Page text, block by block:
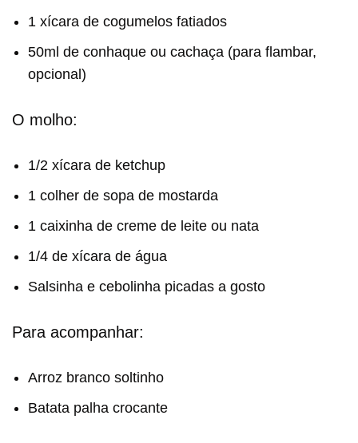
1 xícara de cogumelos fatiados
50ml de conhaque ou cachaça (para flambar,
opcional)
O molho:
1/2 xícara de ketchup
1 colher de sopa de mostarda
1 caixinha de creme de leite ou nata
1/4 de xícara de água
Salsinha e cebolinha picadas a gosto
Para acompanhar:
Arroz branco soltinho
Batata palha crocante